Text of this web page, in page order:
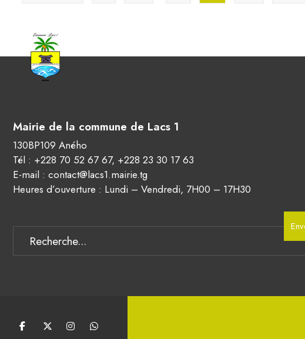
Mairie de la commune de Lacs 1
130BP109 Aného
Tél : +228 70 52 67 67, +228 23 30 17 63
E-mail : contact@lacs1.mairie.tg
Heures d’ouverture : Lundi – Vendredi, 7H00 – 17H30
Search